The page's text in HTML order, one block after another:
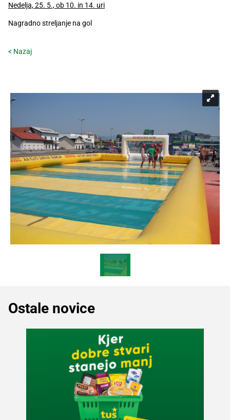
Nedelja, 25. 5., ob 10. in 14. uri
Nagradno streljanje na gol
< Nazaj
Ostale novice